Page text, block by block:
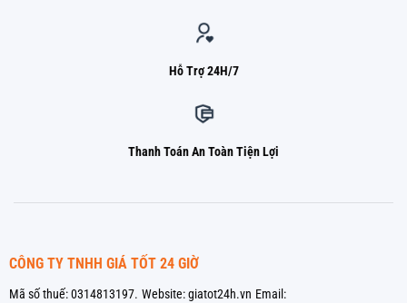
Hỗ Trợ 24H/7
Thanh Toán An Toàn Tiện Lợi
CÔNG TY TNHH GIÁ TỐT 24 GIỜ
Mã số thuế: 0314813197. Website: giatot24h.vn Email: